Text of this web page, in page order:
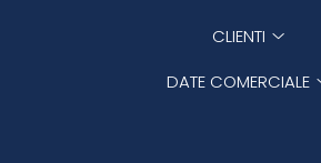
CLIENTI
DATE COMERCIALE